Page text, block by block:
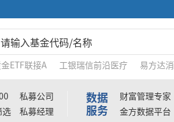
ETF联接A 工银瑞信前沿医疗 易方达
私募公司
选
私募经理
数据
服务
财富管理专家
金方数据平台